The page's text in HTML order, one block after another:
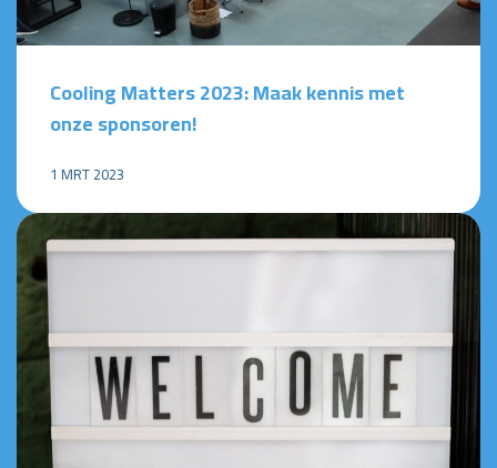
Cooling Matters 2023: Maak kennis met
onze sponsoren!
1 MRT 2023